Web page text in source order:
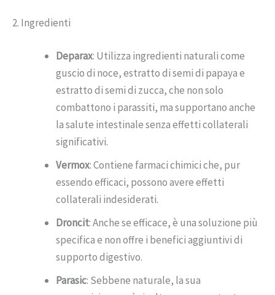
2. Ingredienti
Deparax: Utilizza ingredienti naturali come
guscio di noce, estratto di semi di papaya e
estratto di semi di zucca, che non solo
combattono i parassiti, ma supportano anche
la salute intestinale senza effetti collaterali
significativi.
Vermox: Contiene farmaci chimici che, pur
essendo efficaci, possono avere effetti
collaterali indesiderati.
Droncit: Anche se efficace, è una soluzione più
specifica e non offre i benefici aggiuntivi di
supporto digestivo.
Parasic: Sebbene naturale, la sua